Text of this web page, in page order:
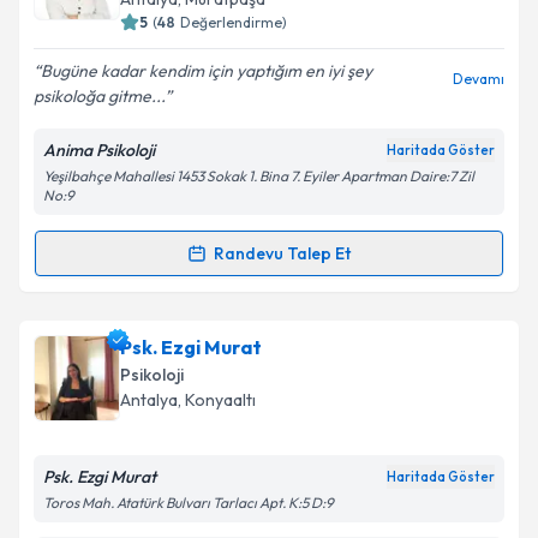
bilgilendireceğiz.
E-posta Adresiniz
Kişisel verilerimin işlenmesine ilişkinAydınlatma
kapsamda işlenmesini kabul ediyorum.
5 (48 Değerlendirme)
Bugüne kadar kendim için yaptığım en iyi şey
psikoloğa gitme...
Devamı
Anima Psikoloji Haritada Göster
Yeşilbahçe Mahallesi 1453 Sokak 1. Bina 7. Eyiler Apartman Daire:7 Zil
No:9
Randevu Talep Et
Randevu Takvimi Talebi
Klinik Psikolog Nadire Gül Demir
takvimi talebi oluşturun. Size bu uzmandan randevu
almanız için bir takvim hazırlandığında e-posta ile
bilgilendireceğiz.
Psk. Ezgi Murat
Psikoloji
Antalya, Konyaaltı
Psk. Ezgi Murat Haritada Göster
Toros Mah. Atatürk Bulvarı Tarlacı Apt. K:5 D:9